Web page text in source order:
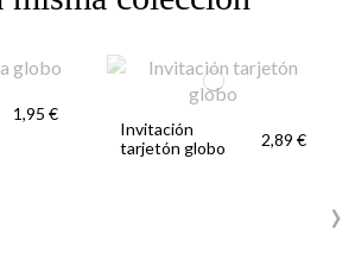
1,95 €
Invitación
tarjetón globo
2,89 €
›